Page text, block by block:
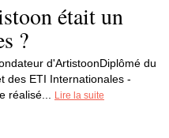
était un
?
d'ArtistoonDiplômé du
des ETI Internationales -
réalisé...
Lire la suite